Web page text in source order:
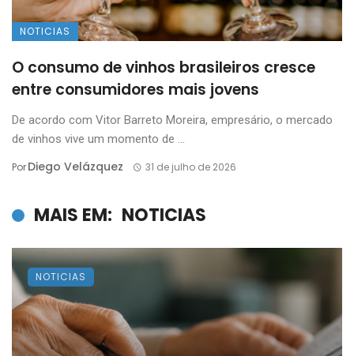
NOTICIAS
O consumo de vinhos brasileiros cresce
entre consumidores mais jovens
De acordo com Vitor Barreto Moreira, empresário, o mercado
de vinhos vive um momento de ...
PorDiego Velázquez 31 de julho de 2026
MAIS EM: NOTICIAS
NOTICIAS